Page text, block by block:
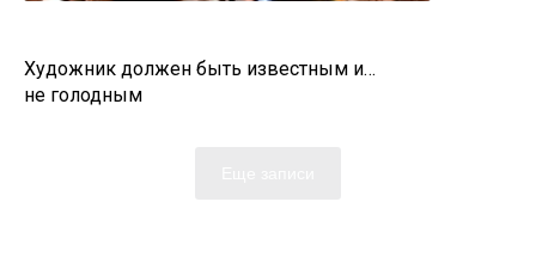
Художник должен быть известным и…
не голодным